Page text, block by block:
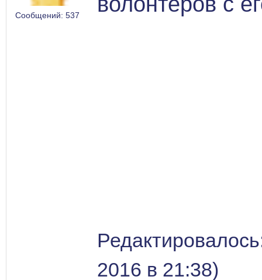
Сообщений: 537
2016 в 21:38)